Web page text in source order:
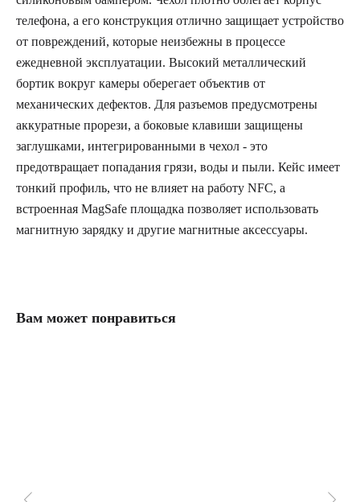
телефона, а его конструкция отлично защищает устройство
от повреждений, которые неизбежны в процессе
ежедневной эксплуатации. Высокий металлический
бортик вокруг камеры оберегает объектив от
механических дефектов. Для разъемов предусмотрены
аккуратные прорези, а боковые клавиши защищены
заглушками, интегрированными в чехол - это
предотвращает попадания грязи, воды и пыли. Кейс имеет
тонкий профиль, что не влияет на работу NFC, а
встроенная MagSafe площадка позволяет использовать
магнитную зарядку и другие магнитные аксессуары.
Вам может понравиться